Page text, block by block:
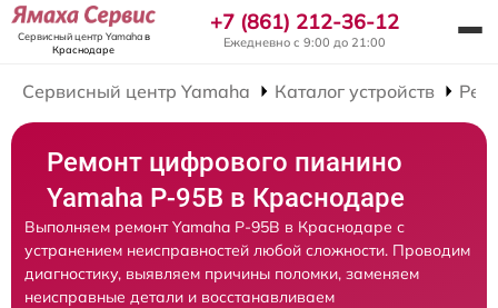
Сервисный центр Yamahaв
Краснодаре
+7 (861) 212-36-12
Ежедневно с 9:00 до 21:00
Сервисный центр Yamaha Каталог устройств
Ремонт цифрового пианино
Yamaha P-95B в Краснодаре
Выполняем ремонт Yamaha P-95B в Краснодаре с
устранением неисправностей любой сложности. Проводим
диагностику, выявляем причины поломки, заменяем
неисправные детали и восстанавливаем